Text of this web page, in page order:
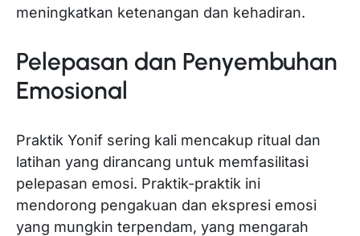
meningkatkan ketenangan dan kehadiran.
Pelepasan dan Penyembuhan
Emosional
Praktik Yonif sering kali mencakup ritual dan
latihan yang dirancang untuk memfasilitasi
pelepasan emosi. Praktik-praktik ini
mendorong pengakuan dan ekspresi emosi
yang mungkin terpendam, yang mengarah